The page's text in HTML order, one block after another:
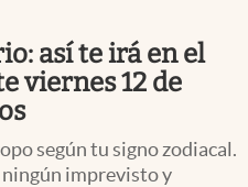
así te irá en el
viernes 12 de
según tu signo zodiacal.
imprevisto y